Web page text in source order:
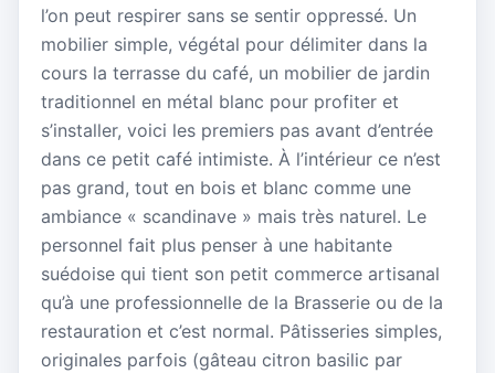
l’on peut respirer sans se sentir oppressé. Un
mobilier simple, végétal pour délimiter dans la
cours la terrasse du café, un mobilier de jardin
traditionnel en métal blanc pour profiter et
s’installer, voici les premiers pas avant d’entrée
dans ce petit café intimiste. À l’intérieur ce n’est
pas grand, tout en bois et blanc comme une
ambiance « scandinave » mais très naturel. Le
personnel fait plus penser à une habitante
suédoise qui tient son petit commerce artisanal
qu’à une professionnelle de la Brasserie ou de la
restauration et c’est normal. Pâtisseries simples,
originales parfois (gâteau citron basilic par